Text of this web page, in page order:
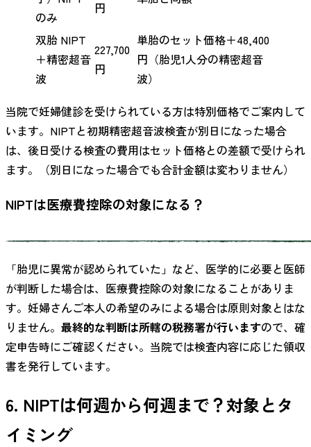
のみ
円
双胎 NIPT
＋精密超音
波
227,700
円
単胎のセット価格＋48,400
円（胎児1人分の精密超音
波）
当院で妊婦健診を受けられている方は特別価格でご案内して
います。NIPTと初期精密超音波検査が別日になった場合
は、後日受ける検査の費用はセット価格との差額で受けられ
ます。（別日になった場合でも合計金額は変わりません）
NIPTは医療費控除の対象になる？
「胎児に異常が認められていた」など、医学的に必要と医師
が判断した場合は、医療費控除の対象になることがありま
す。妊婦さんご本人の希望のみによる場合は原則対象とはな
りません。 最終的な判断は所轄の税務署が行いますので、確
定申告時にご確認ください。当院では検査内容に応じた領収
書を発行しています。
6. NIPTは何週から何週まで？対象とタ
イミング